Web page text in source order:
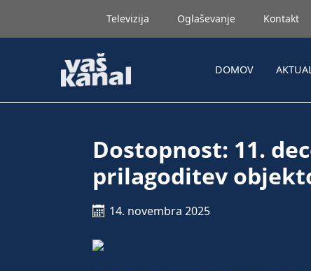
Televizija Oglaševanje Kontakt
DOMOV
Dostopnost: 11.
prilagoditev
14. novembra 2025